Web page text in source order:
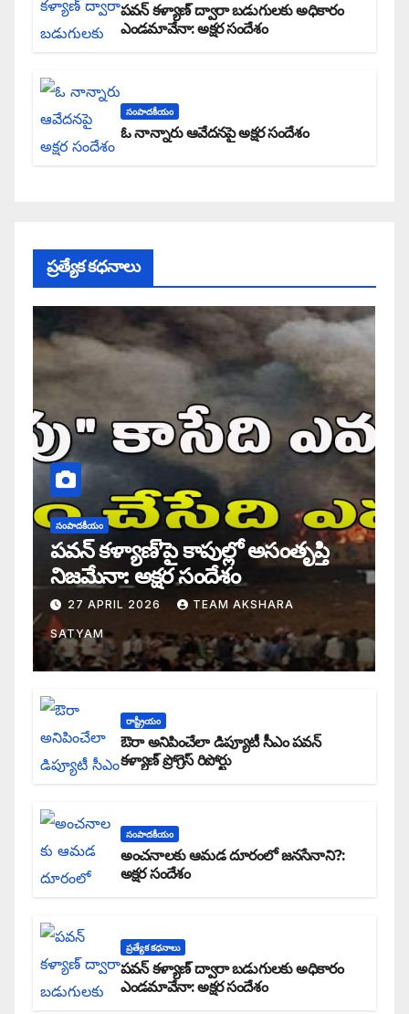
పవన్ కళ్యాణ్ ద్వారా బడుగులకు అధికారం
ఎండమావేనా: అక్షర సందేశం
సంపాదకీయం
ఓ నాన్నారు ఆవేదనపై అక్షర సందేశం
ప్రత్యేక కధనాలు
సంపాదకీయం
పవన్ కళ్యాణ్’పై కాపుల్లో అసంతృప్తి
నిజమేనా: అక్షర సందేశం
27 APRIL 2026 TEAM AKSHARA
SATYAM
రాష్ట్రీయం
ఔరా అనిపించేలా డిప్యూటీ సీఎం పవన్
కళ్యాణ్ ప్రోగ్రెస్ రిపోర్టు
సంపాదకీయం
అంచనాలకు ఆమడ దూరంలో జనసేనాని?:
అక్షర సందేశం
ప్రత్యేక కధనాలు
పవన్ కళ్యాణ్ ద్వారా బడుగులకు అధికారం
ఎండమావేనా: అక్షర సందేశం